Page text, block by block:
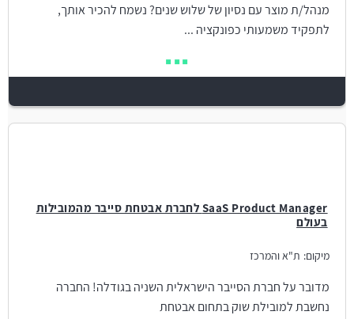
מנהל/ת מוצר עם נסיון של שלוש שנים? נשמח להכיר אותך,
לתפקיד משמעותי כפונקציה ...
SaaS Product Manager לחברת אבטחת סייבר מהמובילות
בעולם
מיקום: ת"א והמרכז
מדובר על חברת הסייבר הישראלית השניה בגודלה! החברה
נחשבת למובילת שוק בתחום אבטחת